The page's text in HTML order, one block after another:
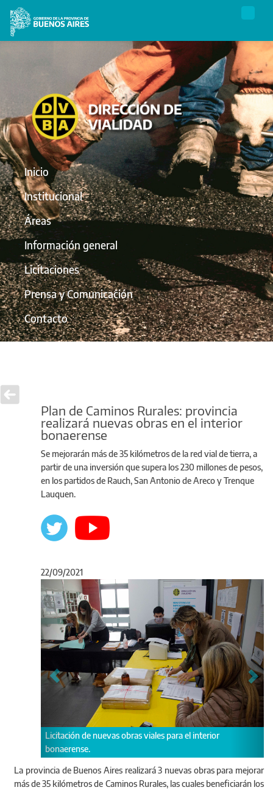
Inicio
Institucional
Áreas
Información general
Licitaciones
Prensa y Comunicación
Contacto
Plan de Caminos Rurales: provincia
realizará nuevas obras en el interior
bonaerense
Se mejorarán más de 35 kilómetros de la red vial de tierra, a
partir de una inversión que supera los 230 millones de pesos,
en los partidos de Rauch, San Antonio de Areco y Trenque
Lauquen.
22/09/2021
Participaron a través de videollamadas los intendentes
Rauch y San Antonio de Areco.
Anterior
La provincia de Buenos Aires realizará 3 nuevas obras para mejorar
más de 35 kilómetros de Caminos Rurales, las cuales beneficiarán los